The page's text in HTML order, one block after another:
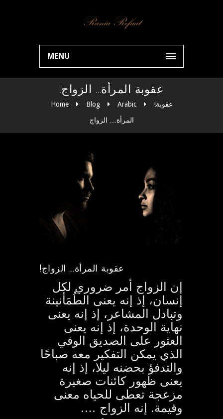
MENU
!عقوبة المرأة… الزواج
Home Blog Arabic
!عقوبة
المرأة… الزواج
!عقوبة المرأة… الزواج
إن الزواج أمر ضروري لكل
إنسان، إذ إنه يعنى الطُمَأنينة
وتبادل المشاعر، إذ إنه يعنى
نهاية الوحدة، إذ إنه يعنى
العثور على الصديق الوفي
الذي يمكن التفكير معه صباحًا
والتدفؤ بحضنه ليلا، إذ إنه
يعنى ظهور كائنات صغيرة
مزعجة تعطى للحياه معنى
وقيمة.
إنه الزواج ….